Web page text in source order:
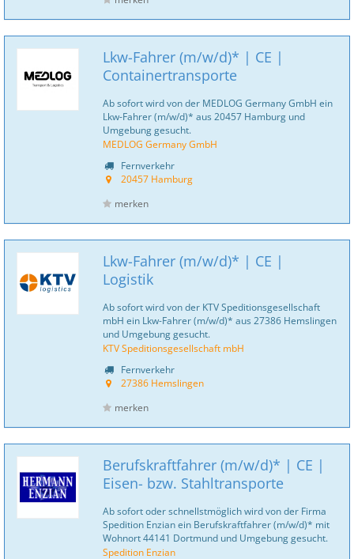
Lkw-Fahrer (m/w/d)* | CE |
Containertransporte
Ab sofort wird von der MEDLOG Germany GmbH ein
Lkw-Fahrer (m/w/d)* aus 20457 Hamburg und
Umgebung gesucht.
MEDLOG Germany GmbH
Fernverkehr
20457 Hamburg
merken
Lkw-Fahrer (m/w/d)* | CE |
Logistik
Ab sofort wird von der KTV Speditionsgesellschaft
mbH ein Lkw-Fahrer (m/w/d)* aus 27386 Hemslingen
und Umgebung gesucht.
KTV Speditionsgesellschaft mbH
Fernverkehr
27386 Hemslingen
merken
Berufskraftfahrer (m/w/d)* | CE |
Eisen- bzw. Stahltransporte
Ab sofort oder schnellstmöglich wird von der Firma
Spedition Enzian ein Berufskraftfahrer (m/w/d)* mit
Wohnort 44141 Dortmund und Umgebung gesucht.
Spedition Enzian